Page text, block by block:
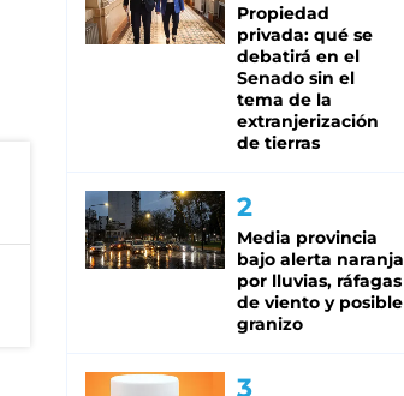
Propiedad
privada: qué se
debatirá en el
Senado sin el
tema de la
extranjerización
de tierras
Media provincia
bajo alerta naranja
por lluvias, ráfagas
de viento y posible
granizo